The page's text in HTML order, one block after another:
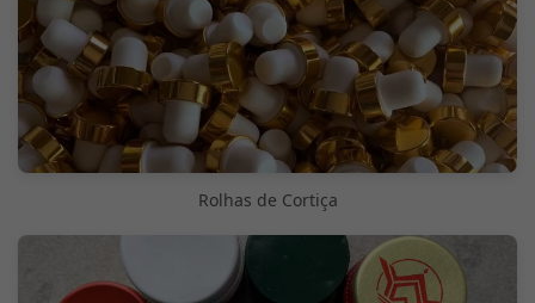
Rolhas de Cortiça